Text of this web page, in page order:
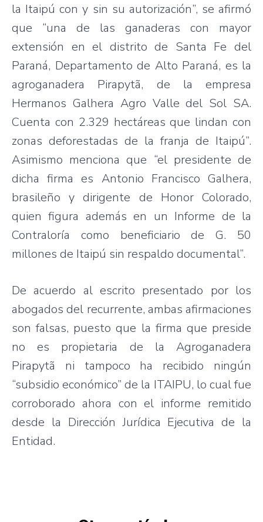
la Itaipú con y sin su autorización”, se afirmó
que “una de las ganaderas con mayor
extensión en el distrito de Santa Fe del
Paraná, Departamento de Alto Paraná, es la
agroganadera Pirapytã, de la empresa
Hermanos Galhera Agro Valle del Sol SA.
Cuenta con 2.329 hectáreas que lindan con
zonas deforestadas de la franja de Itaipú”.
Asimismo menciona que “el presidente de
dicha firma es Antonio Francisco Galhera,
brasileño y dirigente de Honor Colorado,
quien figura además en un Informe de la
Contraloría como beneficiario de G. 50
millones de Itaipú sin respaldo documental”.
De acuerdo al escrito presentado por los
abogados del recurrente, ambas afirmaciones
son falsas, puesto que la firma que preside
no es propietaria de la Agroganadera
Pirapytã ni tampoco ha recibido ningún
“subsidio económico” de la ITAIPU, lo cual fue
corroborado ahora con el informe remitido
desde la Dirección Jurídica Ejecutiva de la
Entidad.